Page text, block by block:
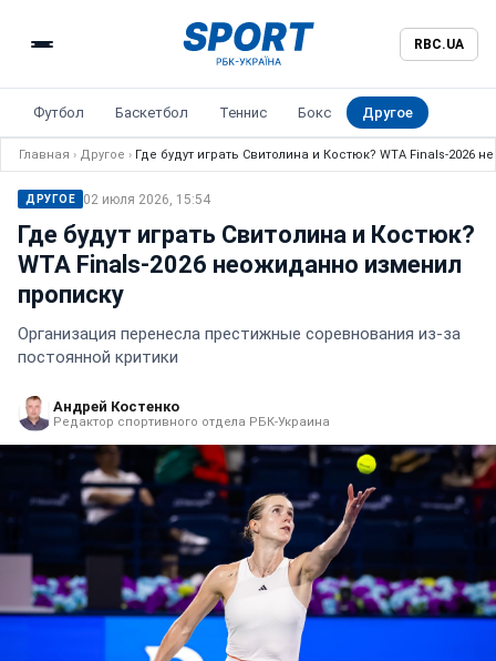
RBC.UA
Футбол Баскетбол Теннис Бокс Другое
Главная › Другое › Где будут играть Свитолина и Костюк? WTA Finals-2026
ДРУГОЕ 02 июля 2026, 15:54
Где будут играть Свитолина и Костюк?
WTA Finals-2026 неожиданно изменил
прописку
Организация перенесла престижные соревнования из-за
постоянной критики
Андрей Костенко
Редактор спортивного отдела РБК-Украина